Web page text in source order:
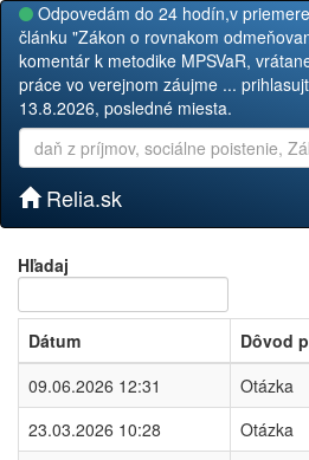
Odpovedám do 24 hodín,v
článku "Zákon o rovnakom
komentár k metodike MPSVaR,
práce vo verejnom záujme ...
13.8.2026, posledné miesta.
Relia.sk
Hľadaj
Dátum Dôvod
09.06.2026 12:31
Otázka
23.03.2026 10:28
Otázka